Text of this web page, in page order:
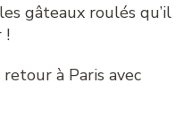
gâteaux roulés qu’il
!
à Paris avec